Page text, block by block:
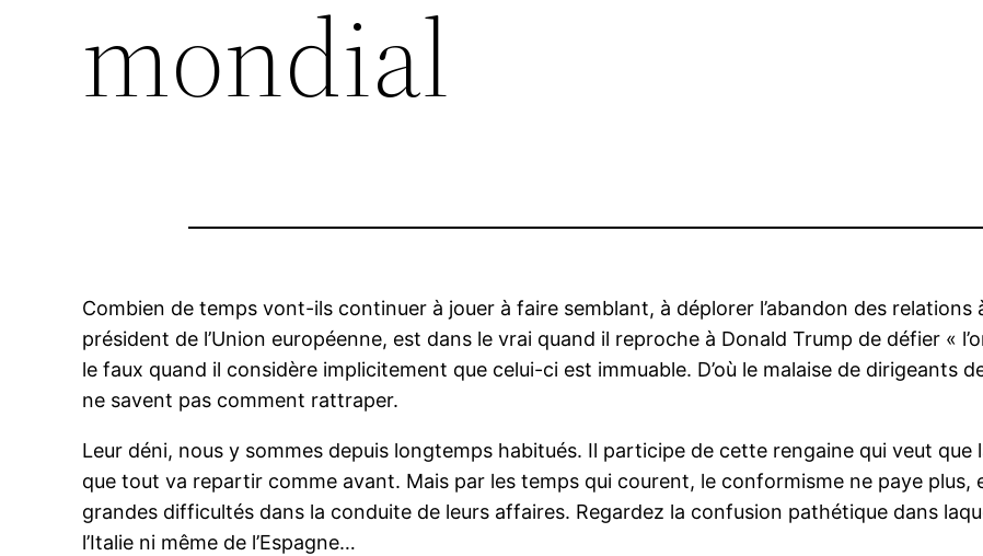
mondial
Combien de temps vont-ils continuer à jouer à faire semblant, à déplorer l’abandon des relations
président de l’Union européenne, est dans le vrai quand il reproche à Donald Trump de défier «
le faux quand il considère implicitement que celui-ci est immuable. D’où le malaise de dirigeants
ne savent pas comment rattraper.
Leur déni, nous y sommes depuis longtemps habitués. Il participe de cette rengaine qui veut que
que tout va repartir comme avant. Mais par les temps qui courent, le conformisme ne paye
grandes difficultés dans la conduite de leurs affaires. Regardez la confusion pathétique dans
l’Italie ni même de l’Espagne…